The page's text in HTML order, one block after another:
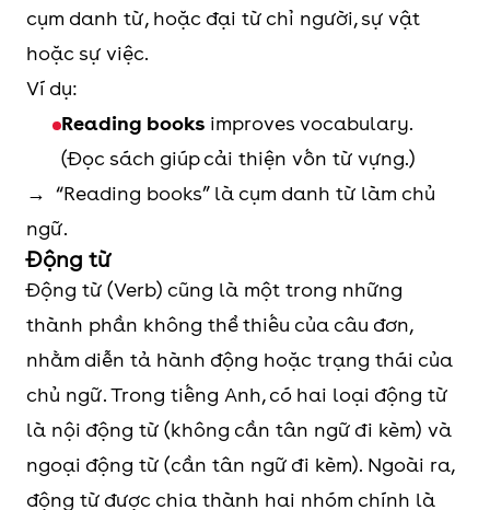
cụm danh từ, hoặc đại từ chỉ người, sự vật
hoặc sự việc.
Ví dụ:
Reading books improves vocabulary.
(Đọc sách giúp cải thiện vốn từ vựng.)
→ “Reading books” là cụm danh từ làm chủ
ngữ.
Động từ
Động từ (Verb) cũng là một trong những
thành phần không thể thiếu của câu đơn,
nhằm diễn tả hành động hoặc trạng thái của
chủ ngữ. Trong tiếng Anh, có hai loại động từ
là nội động từ (không cần tân ngữ đi kèm) và
ngoại động từ (cần tân ngữ đi kèm). Ngoài ra,
động từ được chia thành hai nhóm chính là